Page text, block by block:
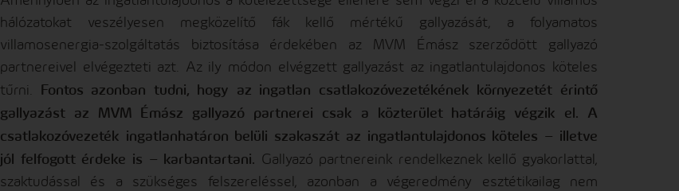
hálózatokat veszélyesen megközelítő fák kellő mértékű gallyazását, a folyamatos
villamosenergia-szolgáltatás biztosítása érdekében az MVM Émász szerződött gallyazó
partnereivel elvégezteti azt. Az ily módon elvégzett gallyazást az ingatlantulajdonos köteles
tűrni. Fontos azonban tudni, hogy az ingatlan csatlakozóvezetékének környezetét érintő
gallyazást az MVM Émász gallyazó partnerei csak a közterület határáig végzik el. A
csatlakozóvezeték ingatlanhatáron belüli szakaszát az ingatlantulajdonos köteles – illetve
jól felfogott érdeke is – karbantartani. Gallyazó partnereink rendelkeznek kellő gyakorlattal,
szaktudással és a szükséges felszereléssel, azonban a végeredmény esztétikailag nem